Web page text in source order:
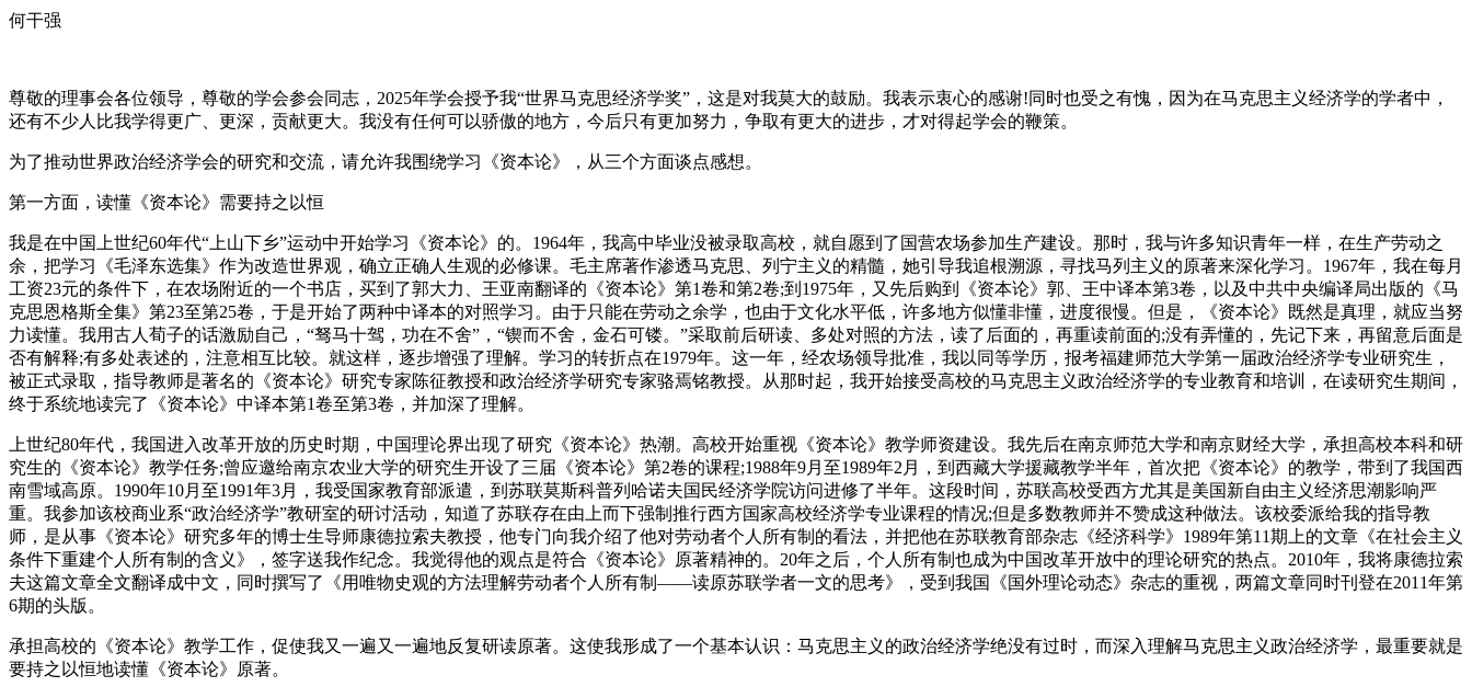
何干强
尊敬的理事会各位领导，尊敬的学会参会同志，2025年学会授予我“世界马克思经济学奖”，这是对我莫大的鼓励。我表示衷心的感谢!同时也受之有愧，因为在马克思主义经济学的学者中，
还有不少人比我学得更广、更深，贡献更大。我没有任何可以骄傲的地方，今后只有更加努力，争取有更大的进步，才对得起学会的鞭策。
为了推动世界政治经济学会的研究和交流，请允许我围绕学习《资本论》，从三个方面谈点感想。
第一方面，读懂《资本论》需要持之以恒
我是在中国上世纪60年代“上山下乡”运动中开始学习《资本论》的。1964年，我高中毕业没被录取高校，就自愿到了国营农场参加生产建设。那时，我与许多知识青年一样，在生产劳动之
余，把学习《毛泽东选集》作为改造世界观，确立正确人生观的必修课。毛主席著作渗透马克思、列宁主义的精髓，她引导我追根溯源，寻找马列主义的原著来深化学习。1967年，我在每月
工资23元的条件下，在农场附近的一个书店，买到了郭大力、王亚南翻译的《资本论》第1卷和第2卷;到1975年，又先后购到《资本论》郭、王中译本第3卷，以及中共中央编译局出版的《马
克思恩格斯全集》第23至第25卷，于是开始了两种中译本的对照学习。由于只能在劳动之余学，也由于文化水平低，许多地方似懂非懂，进度很慢。但是，《资本论》既然是真理，就应当努
力读懂。我用古人荀子的话激励自己，“驽马十驾，功在不舍”，“锲而不舍，金石可镂。”采取前后研读、多处对照的方法，读了后面的，再重读前面的;没有弄懂的，先记下来，再留意后面是
否有解释;有多处表述的，注意相互比较。就这样，逐步增强了理解。学习的转折点在1979年。这一年，经农场领导批准，我以同等学历，报考福建师范大学第一届政治经济学专业研究生，
被正式录取，指导教师是著名的《资本论》研究专家陈征教授和政治经济学研究专家骆焉铭教授。从那时起，我开始接受高校的马克思主义政治经济学的专业教育和培训，在读研究生期间，
终于系统地读完了《资本论》中译本第1卷至第3卷，并加深了理解。
上世纪80年代，我国进入改革开放的历史时期，中国理论界出现了研究《资本论》热潮。高校开始重视《资本论》教学师资建设。我先后在南京师范大学和南京财经大学，承担高校本科和研
究生的《资本论》教学任务;曾应邀给南京农业大学的研究生开设了三届《资本论》第2卷的课程;1988年9月至1989年2月，到西藏大学援藏教学半年，首次把《资本论》的教学，带到了我国西
南雪域高原。1990年10月至1991年3月，我受国家教育部派遣，到苏联莫斯科普列哈诺夫国民经济学院访问进修了半年。这段时间，苏联高校受西方尤其是美国新自由主义经济思潮影响严
重。我参加该校商业系“政治经济学”教研室的研讨活动，知道了苏联存在由上而下强制推行西方国家高校经济学专业课程的情况;但是多数教师并不赞成这种做法。该校委派给我的指导教
师，是从事《资本论》研究多年的博士生导师康德拉索夫教授，他专门向我介绍了他对劳动者个人所有制的看法，并把他在苏联教育部杂志《经济科学》1989年第11期上的文章《在社会主义
条件下重建个人所有制的含义》，签字送我作纪念。我觉得他的观点是符合《资本论》原著精神的。20年之后，个人所有制也成为中国改革开放中的理论研究的热点。2010年，我将康德拉索
夫这篇文章全文翻译成中文，同时撰写了《用唯物史观的方法理解劳动者个人所有制——读原苏联学者一文的思考》，受到我国《国外理论动态》杂志的重视，两篇文章同时刊登在2011年第
6期的头版。
承担高校的《资本论》教学工作，促使我又一遍又一遍地反复研读原著。这使我形成了一个基本认识：马克思主义的政治经济学绝没有过时，而深入理解马克思主义政治经济学，最重要就是
要持之以恒地读懂《资本论》原著。